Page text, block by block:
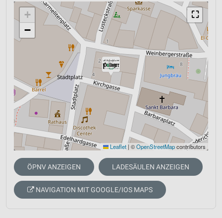
⛶
+
−
Leaflet | ©OpenStreetMapcontributors
ÖPNV ANZEIGEN LADESÄULEN ANZEIGEN
NAVIGATION MIT GOOGLE/IOS MAPS